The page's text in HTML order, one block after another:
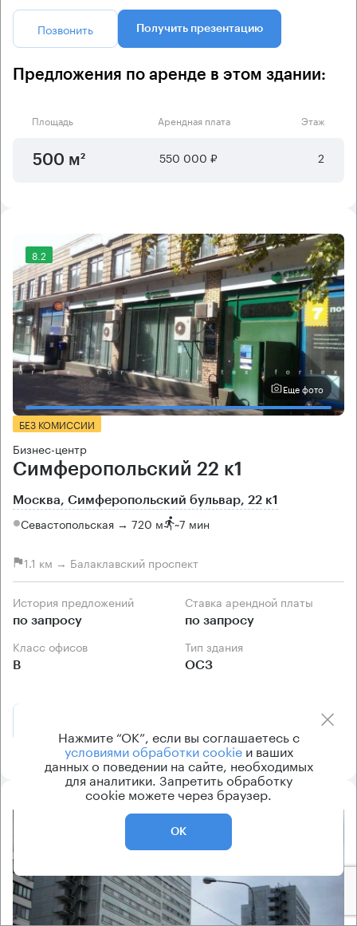
Позвонить Получить презентацию
Предложения по аренде в этом здании:
Площадь Арендная плата Этаж
500 м² 550 000 ₽ 2
8.2
Еще фото
БЕЗ КОМИССИИ
Бизнес-центр
Симферопольский 22 к1
Москва, Симферопольский бульвар, 22 к1
Севастопольская → 720 м ~7 мин
1.1 км → Балаклавский проспект
История предложений
по запросу
Ставка арендной платы
по запросу
Класс офисов
B
Тип здания
ОСЗ
Нажмите “ОК”, если вы соглашаетесь с
условиями обработки cookieи ваших
данных о поведении на сайте, необходимых
для аналитики. Запретить обработку
cookie можете через браузер.
ОК